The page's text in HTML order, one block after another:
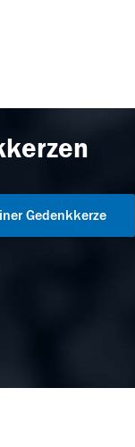
Gedenkkerze